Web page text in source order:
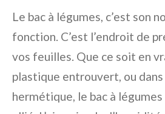
Le bac à légumes, c’est son
fonction. C’est l’endroit de
vos feuilles. Que ce soit en
plastique entrouvert, ou
hermétique, le bac à